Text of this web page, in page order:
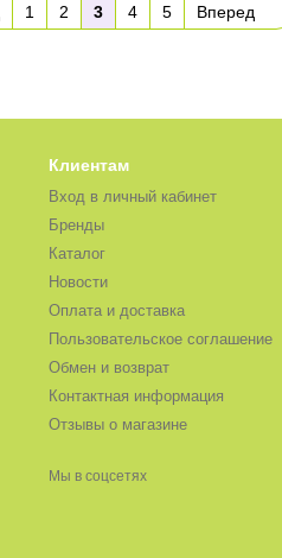
1 2 3 4 5 Вперед
Клиентам
Вход в личный кабинет
Бренды
Каталог
Новости
Оплата и доставка
Пользовательское соглашение
Обмен и возврат
Контактная информация
Отзывы о магазине
Мы в соцсетях